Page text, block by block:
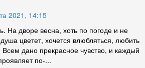
2021, 14:15
На дворе весна, хоть по погоде и не
цветет, хочется влюбляться, любить
дано прекрасное чувство, и каждый
по-...